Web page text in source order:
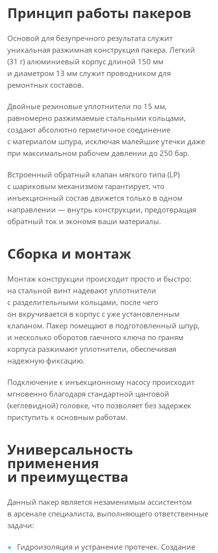
Принцип работы пакеров
Основой для безупречного результата служит
уникальная разжимная конструкция пакера. Легкий
(31 г) алюминиевый корпус длиной 150 мм
и диаметром 13 мм служит проводником для
ремонтных составов.
Двойные резиновые уплотнители по 15 мм,
равномерно разжимаемые стальными кольцами,
создают абсолютно герметичное соединение
с материалом шпура, исключая малейшие утечки даже
при максимальном рабочем давлении до 250 бар.
Встроенный обратный клапан мягкого типа (LP)
с шариковым механизмом гарантирует, что
инъекционный состав движется только в одном
направлении — внутрь конструкции, предотвращая
обратный ток и экономя ваши материалы.
Сборка и монтаж
Монтаж конструкции происходит просто и быстро:
на стальной винт надевают уплотнители
с разделительными кольцами, после чего
он вкручивается в корпус с уже установленным
клапаном. Пакер помещают в подготовленный шпур,
и несколько оборотов гаечного ключа по граням
корпуса разжимают уплотнители, обеспечивая
надежную фиксацию.
Подключение к инъекционному насосу происходит
мгновенно благодаря стандартной цанговой
(кеглевидной) головке, что позволяет без задержек
приступить к основным работам.
Универсальность
применения
и преимущества
Данный пакер является незаменимым ассистентом
в арсенале специалиста, выполняющего ответственные
задачи:
Гидроизоляция и устранение протечек. Создание